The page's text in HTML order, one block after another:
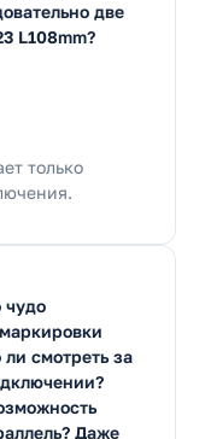
две
L108mm?
только
чудо
смотреть за
Даже